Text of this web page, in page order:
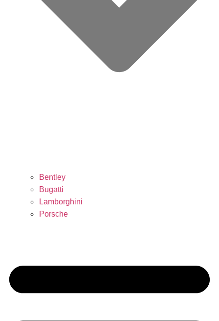
Bentley
Bugatti
Lamborghini
Porsche